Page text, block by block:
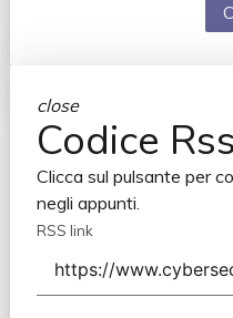
close
Codice Rss
Clicca sul pulsante per
negli appunti.
RSS link